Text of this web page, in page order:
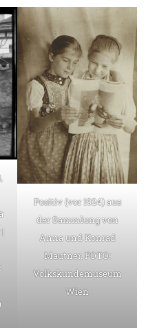
Positiv (vor 1924) aus
der Sammlung von
Anna und Konrad
Mautner. FOTO:
Volkskundemuseum
Wien